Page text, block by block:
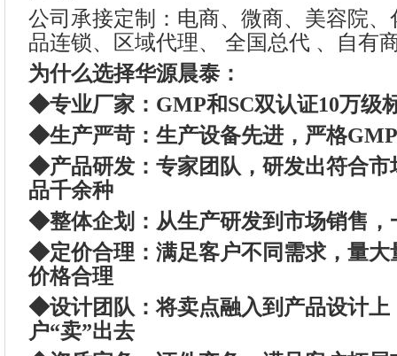
公司承接定制：电商、微商、美容院
品连锁、区域代理、 全国总代 、自有
为什么选择华源晨泰：
◆专业厂家：GMP和SC双认证10万级
◆生产严苛：生产设备先进，严格
◆产品研发：专家团队，研发出符合市
品千余种
◆整体企划：从生产研发到市场销售，
◆定价合理：满足客户不同需求，量大
价格合理
◆设计团队：将卖点融入到产品设计上
户“卖”出去